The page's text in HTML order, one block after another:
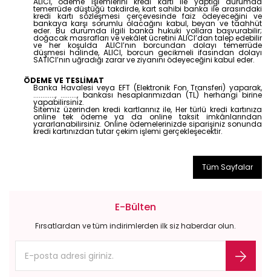
temerrüde düştüğü takdirde, kart sahibi banka ile arasındaki
kredi kartı sözleşmesi çerçevesinde faiz ödeyeceğini ve
bankaya karşı sorumlu olacağını kabul, beyan ve taahhüt
eder. Bu durumda ilgili banka hukuki yollara başvurabilir;
doğacak masrafları ve vekâlet ücretini ALICI’dan talep edebilir
ve her koşulda ALICI’nın borcundan dolayı temerrüde
düşmesi halinde, ALICI, borcun gecikmeli ifasından dolayı
SATICI’nın uğradığı zarar ve ziyanını ödeyeceğini kabul eder.
ÖDEME VE TESLİMAT
Banka Havalesi veya EFT (Elektronik Fon Transferi) yaparak,
............, ........., bankası hesaplarımızdan (TL) herhangi birine
yapabilirsiniz.
Sitemiz üzerinden kredi kartlarınız ile, Her türlü kredi kartınıza
online tek ödeme ya da online taksit imkânlarından
yararlanabilirsiniz. Online ödemelerinizde siparişiniz sonunda
kredi kartınızdan tutar çekim işlemi gerçekleşecektir.
Tüm Sayfalar
E-Bülten
Fırsatlardan ve tüm indirimlerden ilk siz haberdar olun.